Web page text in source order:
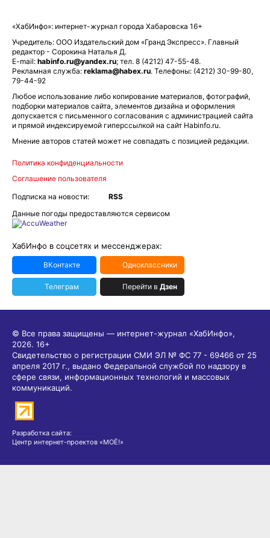
«ХабИнфо»: интернет-журнал города Хабаровска 16+
Учредитель: ООО Издательский дом «Гранд Экспресс». Главный
редактор - Сорокина Наталья Д.
E-mail: habinfo.ru@yandex.ru; тел. 8 (4212) 47-55-48.
Рекламная служба: reklama@habex.ru. Телефоны: (4212) 30-99-80,
79-44-92
Любое использование либо копирование материалов, фотографий,
подборки материалов сайта, элементов дизайна и оформления
допускается с письменного согласования с администрацией сайта
и прямой индексируемой гиперссылкой на сайт Habinfo.ru.
Мнение авторов статей может не совпадать с позицией редакции.
Политика конфиденциальности
Соглашение пользователя
Подписка на новости:
RSS
Данные погоды предоставляются сервисом
ХабИнфо в соцсетях и мессенджерах:
ВКонтакте Одноклассники
Телеграм Перейти в Дзен
© Все права защищены — интернет-журнал «ХабИнфо»,
2026. 16+
Свидетельство о регистрации СМИ ЭЛ № ФС 77 - 69466 от 25
апреля 2017 г., выдано Федеральной службой по надзору в
сфере связи, информационных технологий и массовых
коммуникаций.
Разработка сайта:
Центр интернет-проектов «МОЁ!»